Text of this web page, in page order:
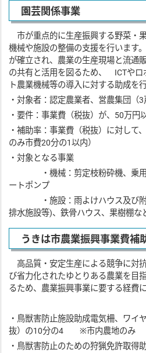
園芸関係事業
市が重点的に生産振興する野菜・
機械や施設の整備の支援を行います
が確立され、農業の生産現場と流通
の共有と活用を図るため、 ICTやロ
ト農業機械等の導入に対する助成を行
・対象者：認定農業者、営農集団（3
・要件：事業費（税抜）が、50万円
・補助率：事業費（税抜）に対し
のみ市費20分の1以内）
・対象となる事業
・機械：剪定枝粉砕機、乗用
ートポンプ
・施設：雨よけハウス及び附帯
排水施設等)、鉄骨ハウス、果樹棚な
うきは市農業振興事業費補
高品質・安定生産による競争に対
び省力化されたゆとりある農業を目
るため、農業振興事業に要する経費
・鳥獣害防止施設助成電気柵、ワイ
抜）の10分の4 ※市内農地の
・鳥獣害防止のための狩猟免許取